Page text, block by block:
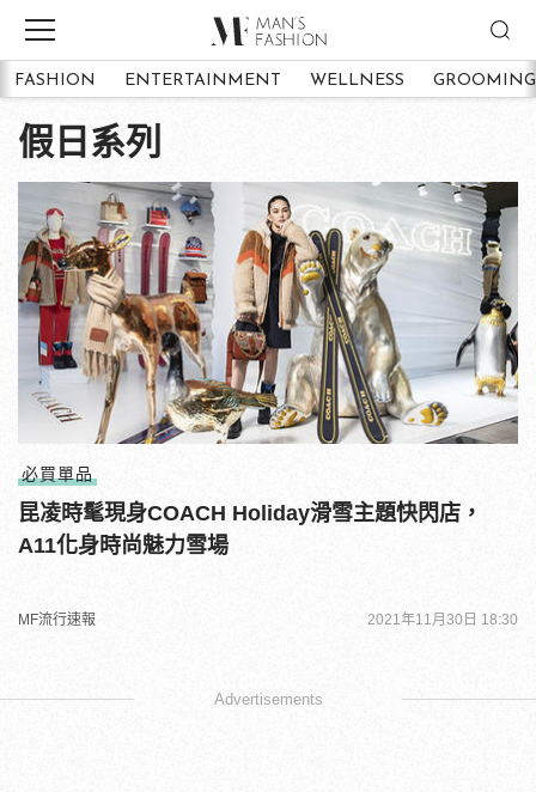
FASHION ENTERTAINMENT WELLNESS GROOMING
假日系列
必買單品
昆凌時髦現身COACH Holiday滑雪主題快閃店，
A11化身時尚魅力雪場
MF流行速報 2021年11月30日 18:30
Advertisements